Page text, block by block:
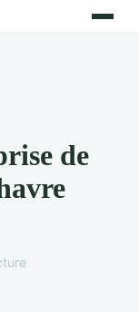
de